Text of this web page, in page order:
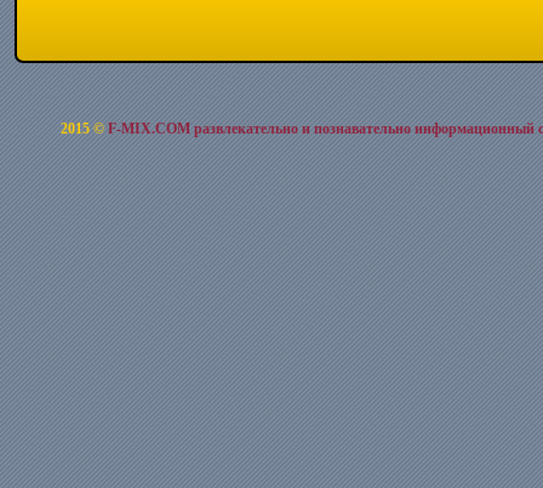
2015 ©F-MIX.COM развлекательно и познавательно информационный